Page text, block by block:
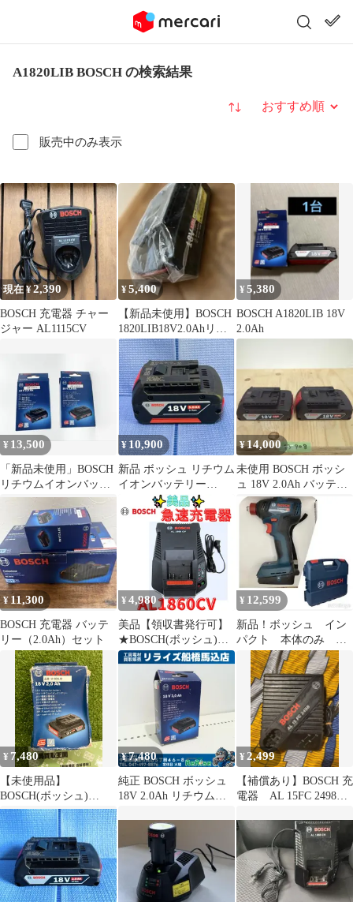
A1820LIB BOSCH の検索結果
販売中のみ表示
並び替え
現在 ¥2,390
BOSCH 充電器 チャー
ジャー AL1115CV
¥5,400
【新品未使用】BOSCH
1820LIB18V2.0Ahリチ
ウムバッテリー未開封
¥5,380
BOSCH A1820LIB 18V
2.0Ah
¥ 13,500
「新品未使用」BOSCH
リチウムイオンバッテ
リー A1820LIB 2個セッ
¥ 10,900
新品 ボッシュ リチウム
イオンバッテリー
A1850LIB 18V 5.0Ah
¥14,000
未使用 BOSCH ボッシ
ュ 18V 2.0Ah バッテリ
ー 2個セット
¥ 11,300
BOSCH 充電器 バッテ
リー（2.0Ah）セット
¥ 4,980
美品【領収書発行可】
★BOSCH(ボッシュ)
14.4v・18v用充電器
AL1860CV
¥ 12,599
新品！ボッシュ イン
パクト 本体のみ
GDX18V-200
¥ 7,480
【未使用品】
BOSCH(ボッシュ)
18V2.0Ahリチウムイオ
ンバッテリー A1820LIB
¥7,480
純正 BOSCH ボッシュ
18V 2.0Ah リチウムイ
A1820LIB 薄型 【未使
用】【船橋馬込店】
¥ 2,499
【補償あり】BOSCH 充
電器 AL 15FC 2498